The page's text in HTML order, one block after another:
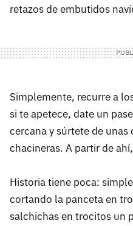
retazos de embutidos
Simplemente, recurre a
si te apetece, date un
cercana y súrtete de
chacineras. A partir de ahí,
Historia tiene poca:
cortando la panceta en
salchichas en trocitos un